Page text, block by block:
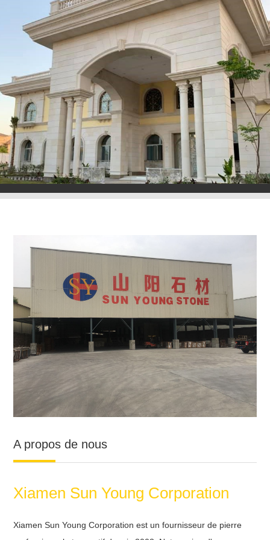
A propos de nous
Xiamen Sun Young Corporation
Xiamen Sun Young Corporation est un fournisseur de pierre